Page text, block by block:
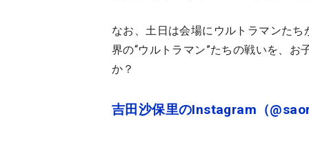
なお、土日は会場にウルトラマンた
界の“ウルトラマン”たちの戦いを、
か？
吉田沙保里のInstagram（